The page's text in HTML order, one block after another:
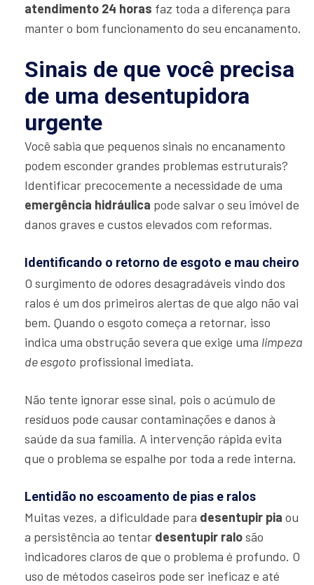
atendimento 24 horas faz toda a diferença para
manter o bom funcionamento do seu encanamento.
Sinais de que você precisa
de uma desentupidora
urgente
Você sabia que pequenos sinais no encanamento
podem esconder grandes problemas estruturais?
Identificar precocemente a necessidade de uma
emergência hidráulica pode salvar o seu imóvel de
danos graves e custos elevados com reformas.
Identificando o retorno de esgoto e mau cheiro
O surgimento de odores desagradáveis vindo dos
ralos é um dos primeiros alertas de que algo não vai
bem. Quando o esgoto começa a retornar, isso
indica uma obstrução severa que exige uma limpeza
de esgoto profissional imediata.
Não tente ignorar esse sinal, pois o acúmulo de
resíduos pode causar contaminações e danos à
saúde da sua família. A intervenção rápida evita
que o problema se espalhe por toda a rede interna.
Lentidão no escoamento de pias e ralos
Muitas vezes, a dificuldade para desentupir pia ou
a persistência ao tentar desentupir ralosão
indicadores claros de que o problema é profundo. O
uso de métodos caseiros pode ser ineficaz e até